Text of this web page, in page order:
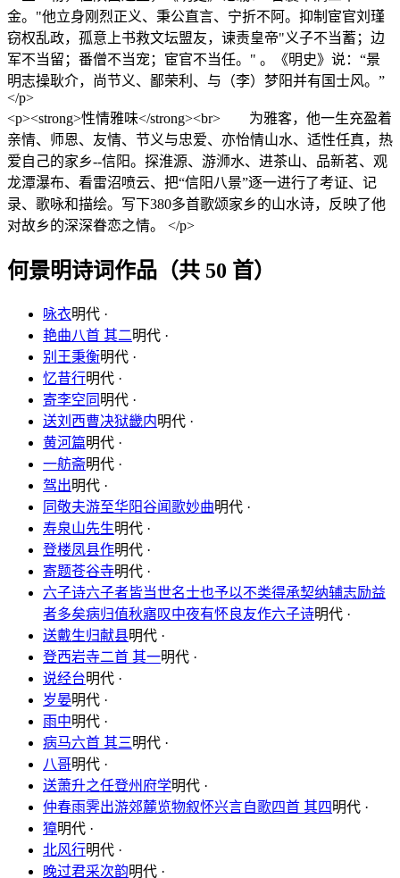
金。"他立身刚烈正义、秉公直言、宁折不阿。抑制宦官刘瑾
窃权乱政，孤意上书救文坛盟友，谏责皇帝"义子不当蓄；边
军不当留；番僧不当宠；宦官不当任。" 。《明史》说：“景
明志操耿介，尚节义、鄙荣利、与（李）梦阳并有国士风。”
</p>
<p><strong>性情雅味</strong><br> 为雅客，他一生充盈着
亲情、师恩、友情、节义与忠爱、亦怡情山水、适性任真，热
爱自己的家乡--信阳。探淮源、游浉水、进茶山、品新茗、观
龙潭瀑布、看雷沼喷云、把“信阳八景”逐一进行了考证、记
录、歌咏和描绘。写下380多首歌颂家乡的山水诗，反映了他
对故乡的深深眷恋之情。 </p>
何景明诗词作品（共 50 首）
咏衣明代 ·
艳曲八首 其二明代 ·
别王秉衡明代 ·
忆昔行明代 ·
寄李空同 明代 ·
送刘西曹决狱畿内明代 ·
黄河篇明代 ·
一舫斋明代 ·
驾出明代 ·
同敬夫游至华阳谷闻歌妙曲明代 ·
寿泉山先生明代 ·
登楼凤县作明代 ·
寄题苍谷寺明代 ·
六子诗六子者皆当世名士也予以不类得承契纳辅志励益
者多矣病归值秋寤叹中夜有怀良友作六子诗明代 ·
送戴生归献县明代 ·
登西岩寺二首 其一明代 ·
说经台明代 ·
岁晏明代 ·
雨中明代 ·
病马六首 其三明代 ·
八哥明代 ·
送萧升之任登州府学明代 ·
仲春雨霁出游郊麓览物叙怀兴言自歌四首 其四明代 ·
獐明代 ·
北风行明代 ·
晚过君采次韵明代 ·